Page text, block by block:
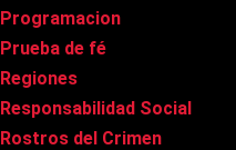
Programacion
Prueba de fé
Regiones
Responsabilidad Social
Rostros del Crimen